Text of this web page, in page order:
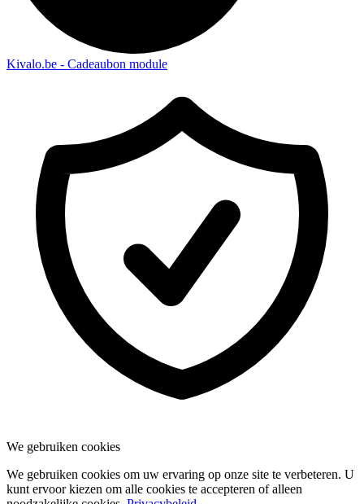
Kivalo.be - Cadeaubon module
We gebruiken cookies
We gebruiken cookies om uw ervaring op onze site te verbeteren. U
kunt ervoor kiezen om alle cookies te accepteren of alleen